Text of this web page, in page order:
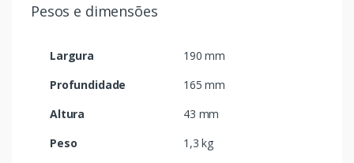
Pesos e dimensões
Largura
190 mm
Profundidade
165 mm
Altura
43 mm
Peso
1,3 kg